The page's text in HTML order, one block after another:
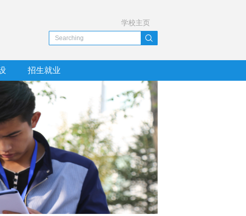
学校主页
招生就业